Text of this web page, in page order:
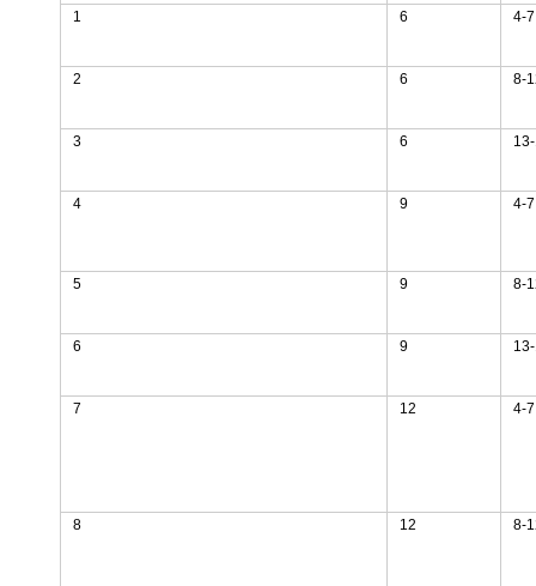
1
6 4-7
2 6 8-
3 6
4 9 4-7
5 9 8-
6 9
7 12 4-7
8 12 8-